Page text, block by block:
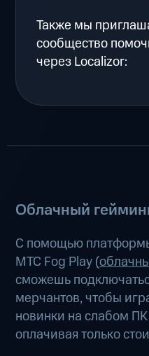
Также мы
сообщество
через Localizor:
Облачный
С помощью
МТС Fog Play (
сможешь
мерчантов, чтобы
новинки на слабом
оплачивая только